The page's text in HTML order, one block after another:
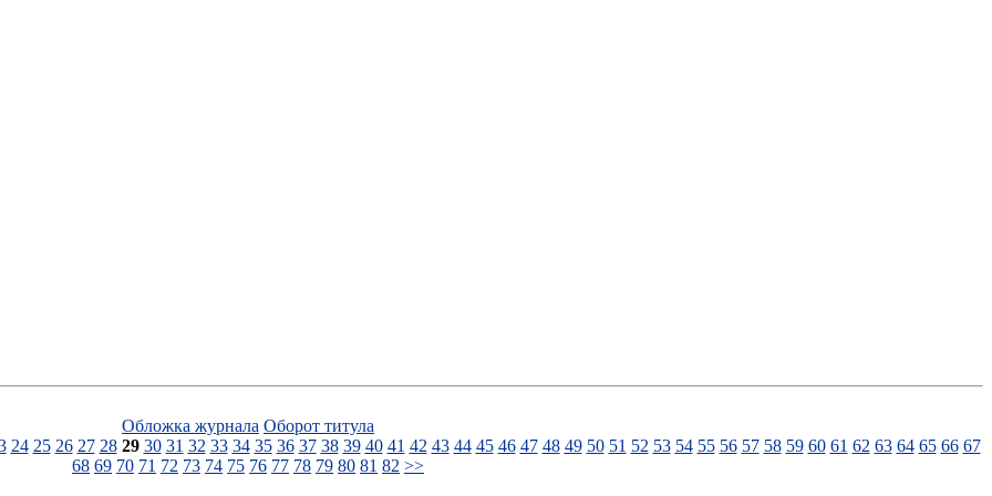
Обложка журнала Оборот титула
24 25 26 27 28 29 30 31 32 33 34 35 36 37 38 39 40 41 42 43 44 45 46 47 48 49 50 51 52 53 54 55 56 57 58 59 60 61 62 63 64 65 66 67
68 69 70 71 72 73 74 75 76 77 78 79 80 81 82 >>